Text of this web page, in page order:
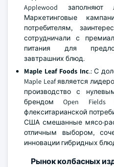
Applewood заполняют
Маркетинговые
потребителям,
сотрудничали с
питания для
завтрашних блюд.
Maple Leaf Foods Inc.: С
Maple Leaf является
производство с
брендом Open
флекситарианской
США смешанные мясо-
отличным выбором,
инновации гибридных
Рынок колбасных